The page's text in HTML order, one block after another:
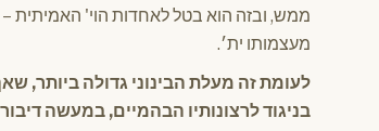
ממש, ובזה הוא בטל לאחדות הוי' האמיתית –
מעצמותו ית׳.
לעומת זה מעלת הבינוני גדולה ביותר,
בניגוד לרצונותיו הבהמיים, במעשה